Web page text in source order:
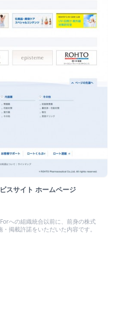
スサイト ホームページ
への組織統合以前に、前身の株式
掲載許諾をいただいた内容です。